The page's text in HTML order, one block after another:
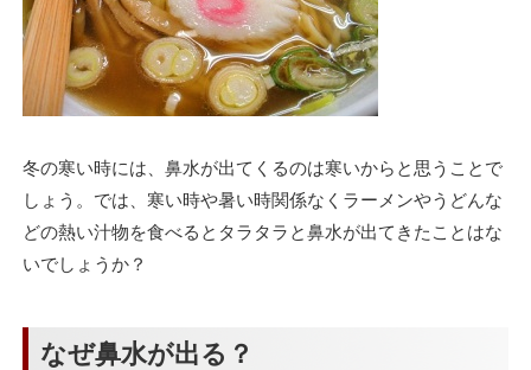
冬の寒い時には、鼻水が出てくるのは寒いからと思うことで
しょう。では、寒い時や暑い時関係なくラーメンやうどんな
どの熱い汁物を食べるとタラタラと鼻水が出てきたことはな
いでしょうか？
なぜ鼻水が出る？